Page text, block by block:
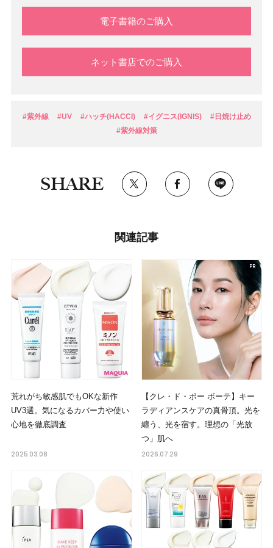
電子書籍のご購入
ネット書店でのご購入
#紫外線 #UV #ハッチ(HACCI) #イグニス(IGNIS)
#日焼け止め
#紫外線対策
SHARE
関連記事
荒れがち敏感肌でもOKな新作
UV3選。気になるカバー力や使い
心地を徹底調査
2025.03.08
【クレ・ド・ポー ボーテ】キー
ラディアンスケアの真骨頂。光を
纏う、光を宿す。理想の「光放
つ」肌へ
2026.07.29